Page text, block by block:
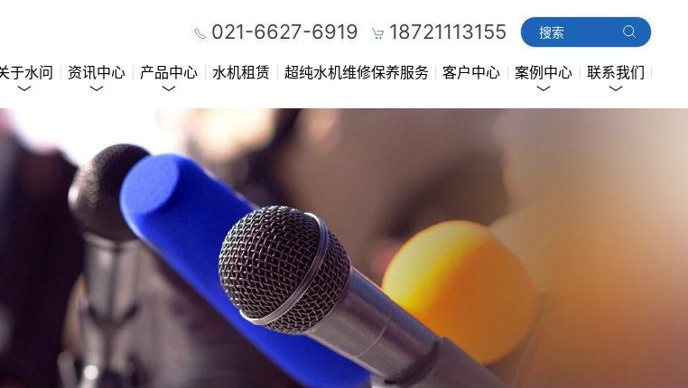
021-6627-6919 18721113155
于水问 资讯中心 产品中心 水机租赁 超纯水机维修保养服务 客户中心 案例中心 联系我们